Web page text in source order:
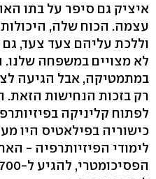
איציק גם סיפר על בתו
עצמה. הכוח שלה,
וללכת עליהם צעד צעד,
לא מצויים במשפחה שלנו.
במתמטיקה, אבל הגיעה
רק בזכות הנחישות
לפתוח קליניקה
כישוריה בפילאטיס היו
לימודי הפיזיותרפיה -